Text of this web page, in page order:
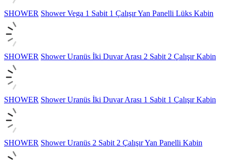
SHOWER Shower Vega 1 Sabit 1 Çalışır Yan Panelli Lüks Kabin
SHOWER Shower Uranüs İki Duvar Arası 2 Sabit 2 Çalışır Kabin
SHOWER Shower Uranüs İki Duvar Arası 1 Sabit 1 Çalışır Kabin
SHOWER Shower Uranüs 2 Sabit 2 Çalışır Yan Panelli Kabin